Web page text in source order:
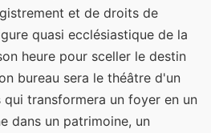
et de droits de
quasi ecclésiastique de la
heure pour sceller le destin
bureau sera le théâtre d'un
qui transformera un foyer en un
dans un patrimoine, un